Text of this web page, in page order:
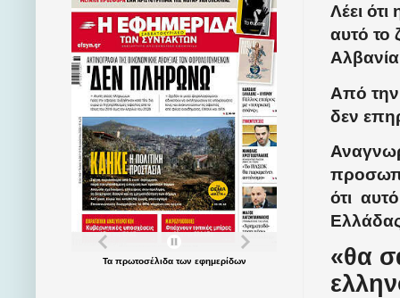
Λέει
αυτό το
Από την
δεν
ότι
«θα
Τα πρωτοσέλιδατων εφημερίδων